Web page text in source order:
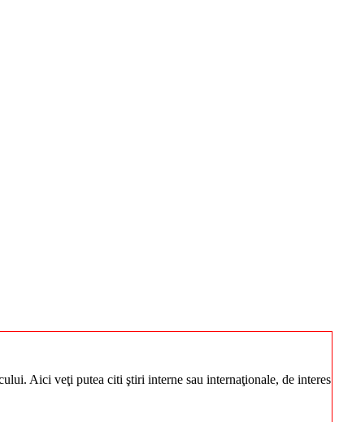
Aici veţi putea citi ştiri interne sau internaţionale, de interes